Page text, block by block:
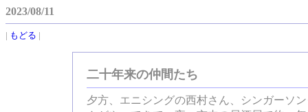
2023/08/11
| もどる |
二十年来の仲間たち
夕方、エニシングの西村さん、シンガーソ